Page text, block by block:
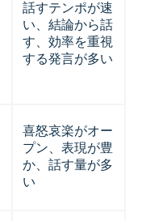
話すテンポが速
い、結論から話
す、効率を重視
する発言が多い
喜怒哀楽がオー
プン、表現が豊
か、話す量が多
い